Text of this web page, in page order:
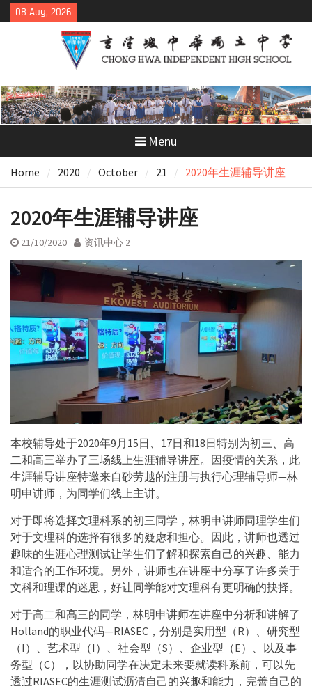
Skip
to
08 Aug, 2026
Menu
Home 2020 October 21 2020年生涯辅导讲座
2020年生涯辅导讲座
21/10/2020 资讯中心 2
本校辅导处于2020年9月15日、17日和18日特别为初三、高
二和高三举办了三场线上生涯辅导讲座。因疫情的关系，此
生涯辅导讲座特邀来自砂劳越的注册与执行心理辅导师—林
明申讲师，为同学们线上主讲。
对于即将选择文理科系的初三同学，林明申讲师同理学生们
对于文理科的选择有很多的疑虑和担心。因此，讲师也透过
趣味的生涯心理测试让学生们了解和探索自己的兴趣、能力
和适合的工作环境。另外，讲师也在讲座中分享了许多关于
文科和理课的迷思，好让同学能对文理科有更明确的抉择。
对于高二和高三的同学，林明申讲师在讲座中分析和讲解了
Holland的职业代码—RIASEC，分别是实用型（R）、研究型
（I）、艺术型（I）、社会型（S）、企业型（E）、以及事
务型（C），以协助同学在决定未来要就读科系前，可以先
透过RIASEC的生涯测试沥清自己的兴趣和能力，完善自己的